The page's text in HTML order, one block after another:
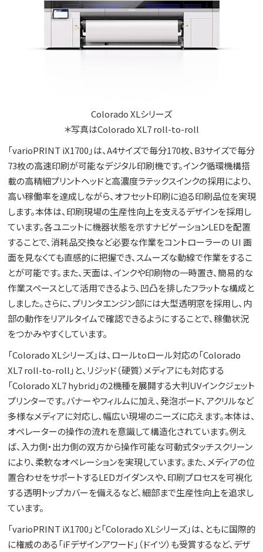
Colorado XLシリーズ
＊写真はColorado XL7 roll-to-roll
「varioPRINT iX1700」は、A4サイズで毎分170枚、B3サイズで毎分
73枚の高速印刷が可能なデジタル印刷機です。インク循環機構搭
載の高精細プリントヘッドと高濃度ラテックスインクの採用により、
高い稼働率を達成しながら、オフセット印刷に迫る印刷品位を実現
します。本体は、印刷現場の生産性向上を支えるデザインを採用し
ています。各ユニットに機器状態を示すナビゲーションLEDを配置
することで、消耗品交換など必要な作業をコントローラーの UI 画
面を見なくても直感的に把握でき、スムーズな動線で作業をするこ
とが可能です。また、天面は、インクや印刷物の一時置き、簡易的な
作業スペースとして活用できるよう、凹凸を排したフラットな構成と
しました。さらに、プリンタエンジン部には大型透明窓を採用し、内
部の動作をリアルタイムで確認できるようにすることで、稼働状況
をつかみやすくしています。
「Colorado XLシリーズ」は、ロールtoロール対応の「Colorado
XL7 roll-to-roll」と、リジッド（硬質）メディアにも対応する
「Colorado XL7 hybrid」の2機種を展開する大判UVインクジェット
プリンターです。バナーやフィルムに加え、発泡ボード、アクリルなど
多様なメディアに対応し、幅広い現場のニーズに応えます。本体は、
オペレーターの操作の流れを意識して構造化されています。例え
ば、入力側・出力側の双方から操作可能な可動式タッチスクリーン
により、柔軟なオペレーションを実現しています。また、メディアの位
置合わせをサポートするLEDガイダンスや、印刷プロセスを可視化
する透明トップカバーを備えるなど、細部まで生産性向上を追求し
ています。
「varioPRINT iX1700」と「Colorado XLシリーズ」は、ともに国際的
に権威のある「iFデザインアワード」（ドイツ）も受賞するなど、デザ